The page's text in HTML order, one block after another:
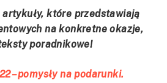
które przedstawiają
na konkretne okazje,
poradnikowe!
– pomysły na podarunki.